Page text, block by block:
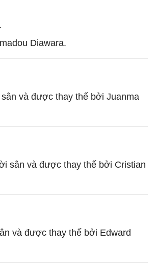
Diawara.
và được thay thế bởi Juanma
sân và được thay thế bởi Cristian
và được thay thế bởi Edward